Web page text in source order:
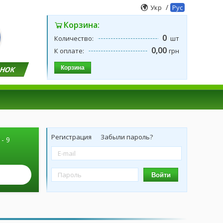
Укр / Рус
Корзина:
Количество: 0 шт
К оплате:
0,00 грн
Корзина
9
Регистрация Забыли пароль?
Войти